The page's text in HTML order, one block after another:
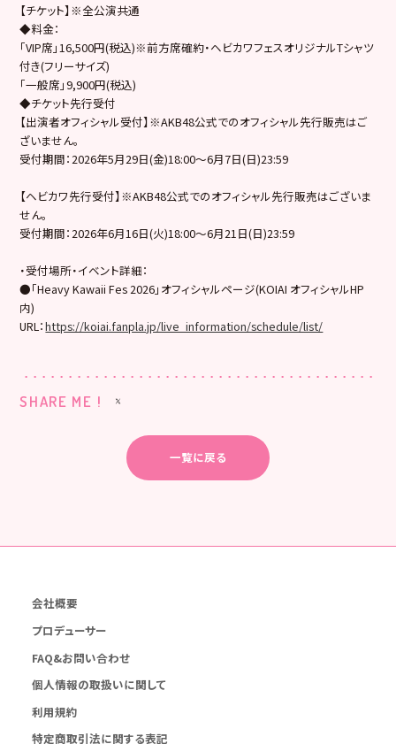
【チケット】※全公演共通
◆料金：
「VIP席」16,500円(税込)※前方席確約・ヘビカワフェスオリジナルTシャツ
付き(フリーサイズ)
「一般席」9,900円(税込)
◆チケット先行受付
【出演者オフィシャル受付】※AKB48公式でのオフィシャル先行販売はご
ざいません。
受付期間：2026年5月29日(金)18:00～6月7日(日)23:59
【ヘビカワ先行受付】※AKB48公式でのオフィシャル先行販売はございま
せん。
受付期間：2026年6月16日(火)18:00～6月21日(日)23:59
・受付場所・イベント詳細：
●「Heavy Kawaii Fes 2026」オフィシャルページ(KOIAI オフィシャルHP
内)
URL：https://koiai.fanpla.jp/live_information/schedule/list/
SHARE ME !
一覧に戻る
会社概要
プロデューサー
FAQ&お問い合わせ
個人情報の取扱いに関して
利用規約
特定商取引法に関する表記